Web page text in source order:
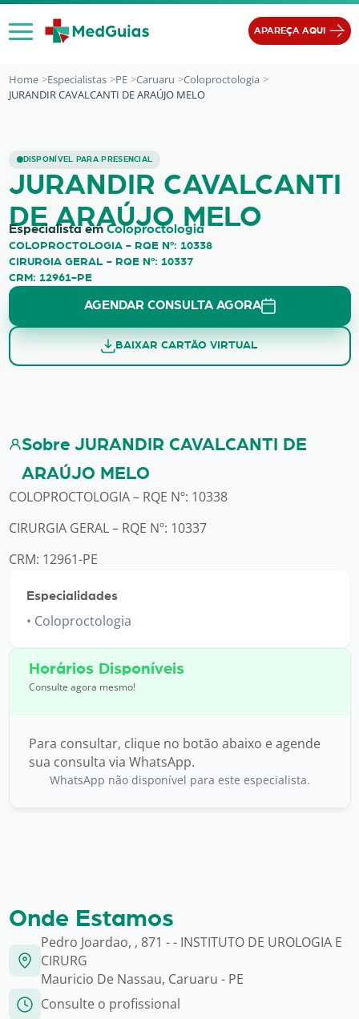
Ir para o conteúdo
APAREÇA AQUI
Home Especialistas PE Caruaru
Coloproctologia
JURANDIR CAVALCANTI DE ARAÚJO MELO
DISPONÍVEL PARA PRESENCIAL
JURANDIR CAVALCANTI DE ARAÚJO
JURANDIR CAVALCANTI
DE ARAÚJO MELO
Especialista em Coloproctologia
COLOPROCTOLOGIA - RQE Nº: 10338
CIRURGIA GERAL - RQE Nº: 10337
CRM: 12961-PE
AGENDAR CONSULTA AGORA
BAIXAR CARTÃO VIRTUAL
Sobre JURANDIR CAVALCANTI DE
ARAÚJO MELO
COLOPROCTOLOGIA – RQE Nº: 10338
CIRURGIA GERAL – RQE Nº: 10337
CRM: 12961-PE
Especialidades
Coloproctologia
Horários Disponíveis
Consulte agora mesmo!
Para consultar, clique no botão abaixo e agende
sua consulta via WhatsApp.
WhatsApp não disponível para este especialista.
Onde Estamos
Pedro Joardao, , 871 - - INSTITUTO DE UROLOGIA E
CIRURG
Mauricio De Nassau, Caruaru - PE
Consulte o profissional